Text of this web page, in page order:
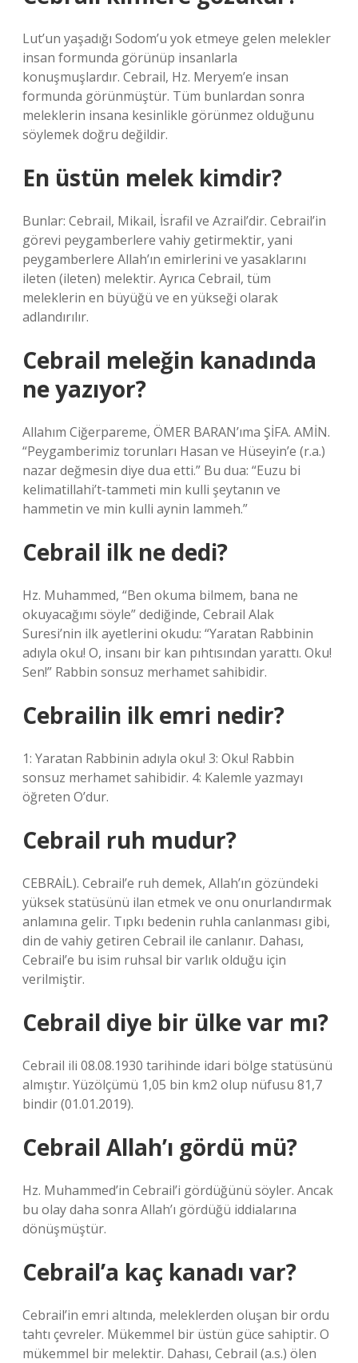
Lut’un yaşadığı Sodom’u yok etmeye gelen melekler
insan formunda görünüp insanlarla
konuşmuşlardır. Cebrail, Hz. Meryem’e insan
formunda görünmüştür. Tüm bunlardan sonra
meleklerin insana kesinlikle görünmez olduğunu
söylemek doğru değildir.
En üstün melek kimdir?
Bunlar: Cebrail, Mikail, İsrafil ve Azrail’dir. Cebrail’in
görevi peygamberlere vahiy getirmektir, yani
peygamberlere Allah’ın emirlerini ve yasaklarını
ileten (ileten) melektir. Ayrıca Cebrail, tüm
meleklerin en büyüğü ve en yükseği olarak
adlandırılır.
Cebrail meleğin kanadında
ne yazıyor?
Allahım Ciğerpareme, ÖMER BARAN’ıma ŞİFA. AMİN.
“Peygamberimiz torunları Hasan ve Hüseyin’e (r.a.)
nazar değmesin diye dua etti.” Bu dua: “Euzu bi
kelimatillahi’t-tammeti min kulli şeytanın ve
hammetin ve min kulli aynin lammeh.”
Cebrail ilk ne dedi?
Hz. Muhammed, “Ben okuma bilmem, bana ne
okuyacağımı söyle” dediğinde, Cebrail Alak
Suresi’nin ilk ayetlerini okudu: “Yaratan Rabbinin
adıyla oku! O, insanı bir kan pıhtısından yarattı. Oku!
Sen!” Rabbin sonsuz merhamet sahibidir.
Cebrailin ilk emri nedir?
1: Yaratan Rabbinin adıyla oku! 3: Oku! Rabbin
sonsuz merhamet sahibidir. 4: Kalemle yazmayı
öğreten O’dur.
Cebrail ruh mudur?
CEBRAİL). Cebrail’e ruh demek, Allah’ın gözündeki
yüksek statüsünü ilan etmek ve onu onurlandırmak
anlamına gelir. Tıpkı bedenin ruhla canlanması gibi,
din de vahiy getiren Cebrail ile canlanır. Dahası,
Cebrail’e bu isim ruhsal bir varlık olduğu için
verilmiştir.
Cebrail diye bir ülke var mı?
Cebrail ili 08.08.1930 tarihinde idari bölge statüsünü
almıştır. Yüzölçümü 1,05 bin km2 olup nüfusu 81,7
bindir (01.01.2019).
Cebrail Allah’ı gördü mü?
Hz. Muhammed’in Cebrail’i gördüğünü söyler. Ancak
bu olay daha sonra Allah’ı gördüğü iddialarına
dönüşmüştür.
Cebrail’a kaç kanadı var?
Cebrail’in emri altında, meleklerden oluşan bir ordu
tahtı çevreler. Mükemmel bir üstün güce sahiptir. O
mükemmel bir melektir. Dahası, Cebrail (a.s.) ölen